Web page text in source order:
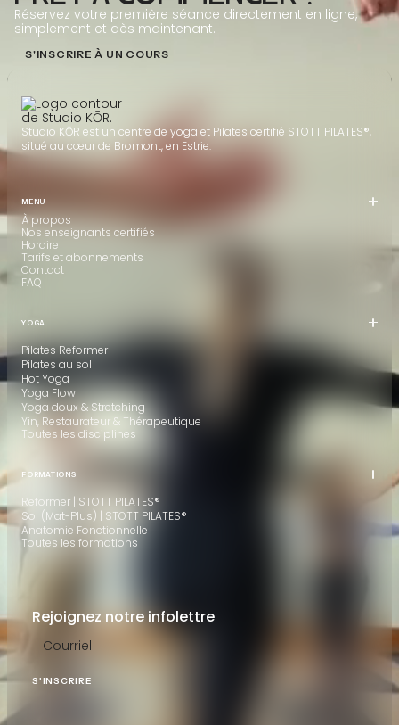
Réservez votre première séance directement en ligne,
simplement et dès maintenant.
S'INSCRIRE À UN COURS
Studio KŌR est un centre de yoga et Pilates certifié STOTT PILATES®,
situé au cœur de Bromont, en Estrie.
MENU
À propos
Nos enseignants certifiés
Horaire
Tarifs et abonnements
Contact
FAQ
YOGA
Pilates Reformer
Pilates au sol
Hot Yoga
Yoga Flow
Yoga doux & Stretching
Yin, Restaurateur & Thérapeutique
Toutes les disciplines
FORMATIONS
Reformer | STOTT PILATES®
Sol (Mat-Plus) | STOTT PILATES®
Anatomie Fonctionnelle
Toutes les formations
Rejoignez notre infolettre